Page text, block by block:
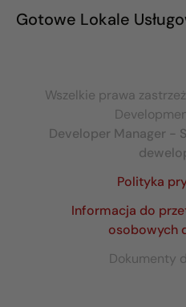
Gotowe Lokale
Wszelkie prawa
Developer Manager -
Polityka
Informacja do
osobowych
Dokumenty